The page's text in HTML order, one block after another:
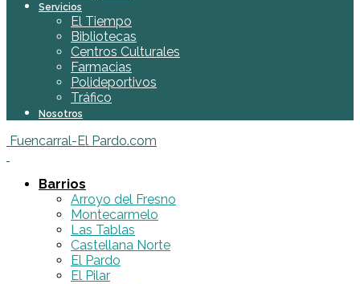
Servicios
El Tiempo
Bibliotecas
Centros Culturales
Farmacias
Polideportivos
Tráfico
Nosotros
Fuencarral-El Pardo.com
Barrios
Arroyo del Fresno
Montecarmelo
Las Tablas
Castellana Norte
El Pardo
El Pilar